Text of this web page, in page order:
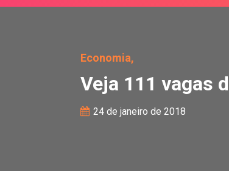
Economia,
Veja 111 vagas
24 de janeiro de 2018